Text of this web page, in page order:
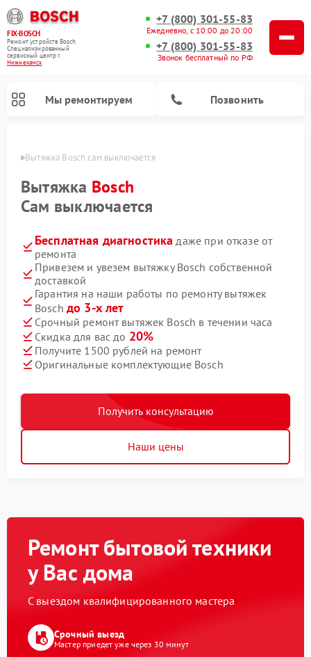
FIX-BOSCH
Ремонт устройств Bosch
Специализированный
cервисный центр г.
Нижнекамск
+7 (800) 301-55-83
Ежедневно, с 10:00 до 20:00
+7 (800) 301-55-83
Звонок бесплатный по РФ
Мы ремонтируем Позвонить
Вытяжка Bosch сам выключается
Вытяжка Bosch
Сам выключается
Бесплатная диагностика даже при отказе от
ремонта
Привезем и увезем вытяжку Bosch собственной
доставкой
Гарантия на наши работы по ремонту вытяжек
Bosch до 3-х лет
Срочный ремонт вытяжек Bosch в течении часа
Скидка для вас до 20%
Получите 1500 рублей на ремонт
Оригинальные комплектующие Bosch
Получить консультацию
Наши цены
Ремонт бытовой техники
у Вас дома
С выездом квалифицированного мастера
Срочный выезд
Мастер приедет уже через 30 минут